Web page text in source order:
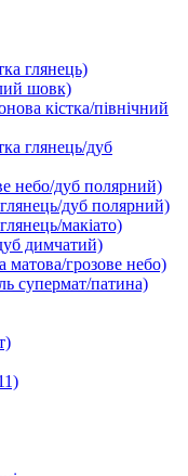
глянець)
шовк)
кістка/північний
глянець/дуб
небо/дуб полярний)
дуб полярний)
макіато)
димчатий)
грозове небо)
супермат/патина)